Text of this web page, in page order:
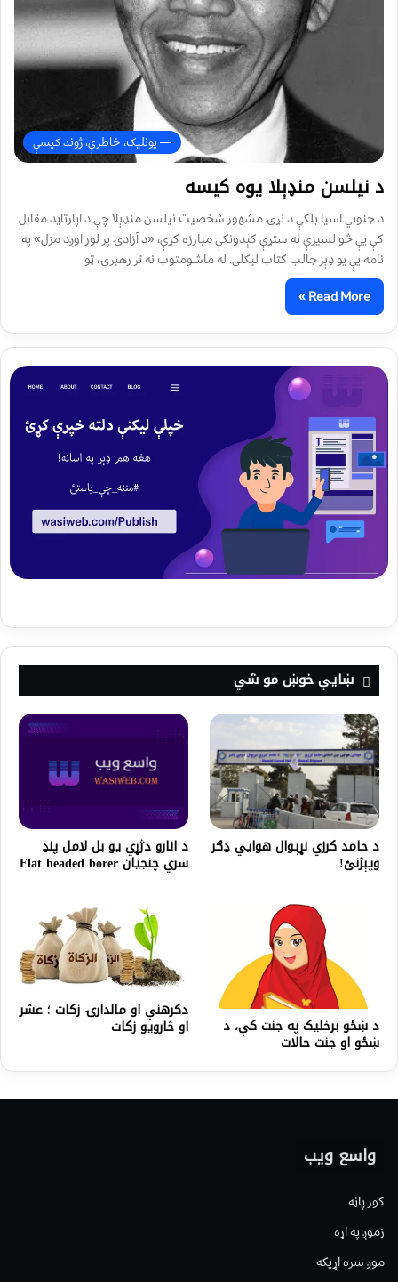
— یونلیک، خاطرې، ژوند کیسې
د نیلسن منډېلا يوه کيسه
د جنوبي اسيا بلکې د نړۍ مشهور شخصيت نیلسن منډېلا چې د اپارتايد مقابل
کې يې څو لسيزې نه ستړې کېدونکې مبارزه کړې، «د آزادۍ پر لور اوږد مزل» په
نامه يې يو ډېر جالب کتاب ليکلی. له ماشومتوب نه تر رهبرۍ، ټو
Read More »
ښايي خوښ مو شي
د حامد کرزي نړېوال هوايي ډګر
وپېژنئ!
د انارو دژړي يو بل لامل پنډ
سري چنجیان Flat headed borer
د ښځو برخلیک په جنت کې، د
ښځو او جنت حالات
دکرهنې او مالدارۍ زکات ؛ عشر
او څارویو زکات
واسع ویب
کور پاڼه
زموږ په اړه
موږ سره اړیکه